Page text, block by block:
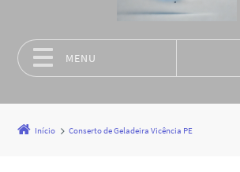
MENU
Início Conserto de Geladeira Vicência PE